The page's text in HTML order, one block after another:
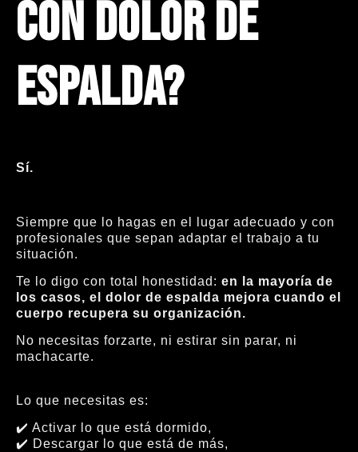
con dolor de
espalda?
Sí.
Siempre que lo hagas en el lugar adecuado y con
profesionales que sepan adaptar el trabajo a tu
situación.
Te lo digo con total honestidad: en la mayoría de
los casos, el dolor de espalda mejora cuando el
cuerpo recupera su organización.
No necesitas forzarte, ni estirar sin parar, ni
machacarte.
Lo que necesitas es:
✔️ Activar lo que está dormido,
✔️ Descargar lo que está de más,